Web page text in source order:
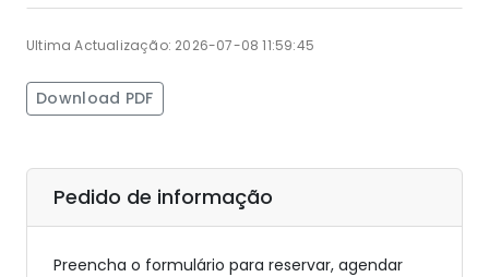
Ultima Actualização: 2026-07-08 11:59:45
Download PDF
Pedido de informação
Preencha o formulário para reservar, agendar